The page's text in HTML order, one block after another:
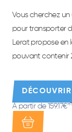
Vous cherchez
pour transporter
Lerat propose en
pouvant contenir
DÉCOUVRIR
À partir de 159.17€ HT*